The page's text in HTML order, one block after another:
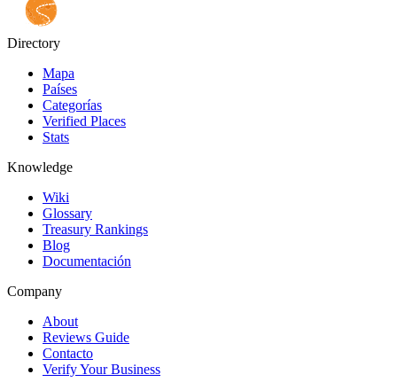
Directory
Mapa
Países
Categorías
Verified Places
Stats
Knowledge
Wiki
Glossary
Treasury Rankings
Blog
Documentación
Company
About
Reviews Guide
Contacto
Verify Your Business